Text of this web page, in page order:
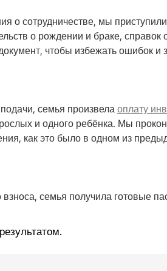
о сотрудничестве, мы
о рождении и браке,
чтобы избежать ошибок и
семья произвела оплату
и одного ребёнка. Мы
как это было в одном из
семья получила готовые